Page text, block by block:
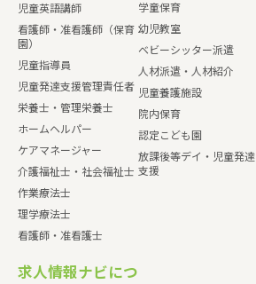
児童英語講師
看護師・准看護師（保育
園）
児童指導員
児童発達支援管理責任者
栄養士・管理栄養士
ホームヘルパー
ケアマネージャー
介護福祉士・社会福祉士
作業療法士
理学療法士
看護師・准看護士
学童保育
幼児教室
ベビーシッター派遣
人材派遣・人材紹介
児童養護施設
院内保育
認定こども園
放課後等デイ・児童発達
支援
求人情報ナビにつ